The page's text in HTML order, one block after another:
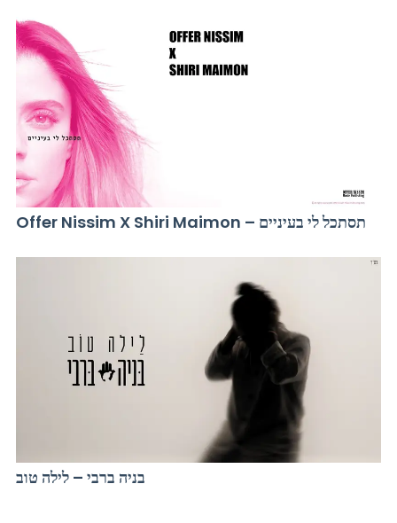
Offer Nissim X Shiri Maimon – תסתכל לי בעיניים
בניה ברבי – לילה טוב